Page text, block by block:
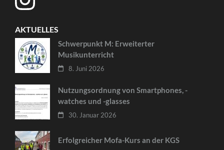
AKTUELLES
Schwerpunkt M: Erweiterter
Musikunterricht
8. Juni 2026
Nutzungsordnung von Smartphones, -
watches und -glasses
30. Januar 2026
Erfolgreicher Mofa-Kurs an der KGS